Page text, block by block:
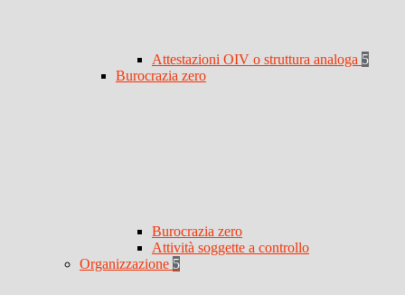
Attestazioni OIV o struttura analoga 5
Burocrazia zero
Burocrazia zero
Attività soggette a controllo
Organizzazione 5